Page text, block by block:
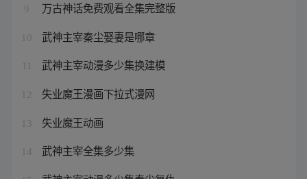
9 万古神话免费观看全集完整版
10 武神主宰秦尘娶妻是哪章
武神主宰动漫多少集换建模
12 失业魔王漫画下拉式漫网
13 失业魔王动画
14 武神主宰全集多少集